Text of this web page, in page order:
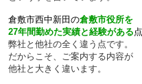
倉敷市西中新田の倉敷市役所を
27年間勤めた実績と経験がある
弊社と他社の全く違う点です。
だからこそ、ご案内する内容が
他社と大きく違います。